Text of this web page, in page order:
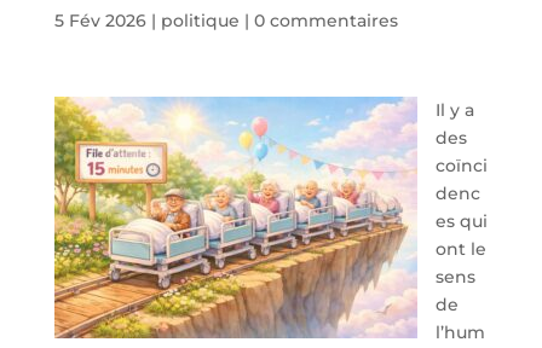
5 Fév 2026| politique | 0 commentaires
Il y a
des
coïnci
denc
es qui
ont le
sens
de
l’hum